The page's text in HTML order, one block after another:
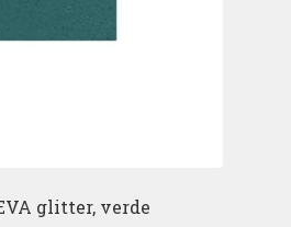
glitter, verde